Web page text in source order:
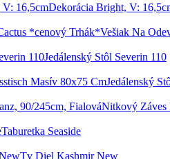
Dekorácia Bright, V:
Vešiak Na
Jedálenský Stôl Severin 110
Jedálenský
Nitkový Záves
Taburetka Seaside
Tv Diel Kashmir New